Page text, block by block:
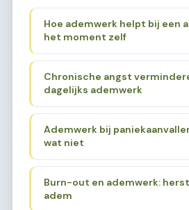
Hoe ademwerk helpt bij een
het moment zelf
Chronische angst
dagelijks ademwerk
Ademwerk bij
wat niet
Burn-out en ademwerk:
adem